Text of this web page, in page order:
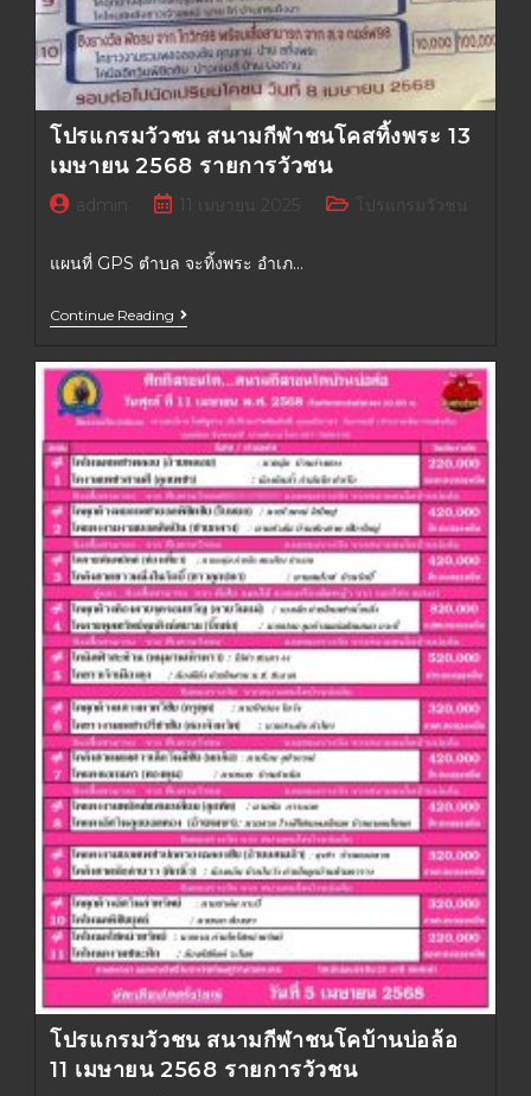
โปรแกรมวัวชน สนามกีฬาชนโคสทิ้งพระ 13
เมษายน 2568 รายการวัวชน
admin
แผนที่ GPS ตำบล จะทิ้งพระ อำเภ…
Continue Reading
โปรแกรมวัวชน สนามกีฬาชนโคบ้านบ่อล้อ
11 เมษายน 2568 รายการวัวชน